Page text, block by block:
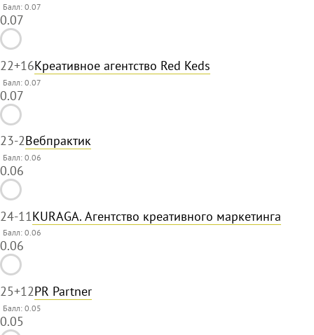
Балл: 0.07
0.07
22+16Креативное агентство Red Keds
Балл: 0.07
0.07
23-2Вебпрактик
Балл: 0.06
0.06
24-11 KURAGA. Агентство креативного маркетинга
Балл: 0.06
0.06
25+12PR Partner
Балл: 0.05
0.05